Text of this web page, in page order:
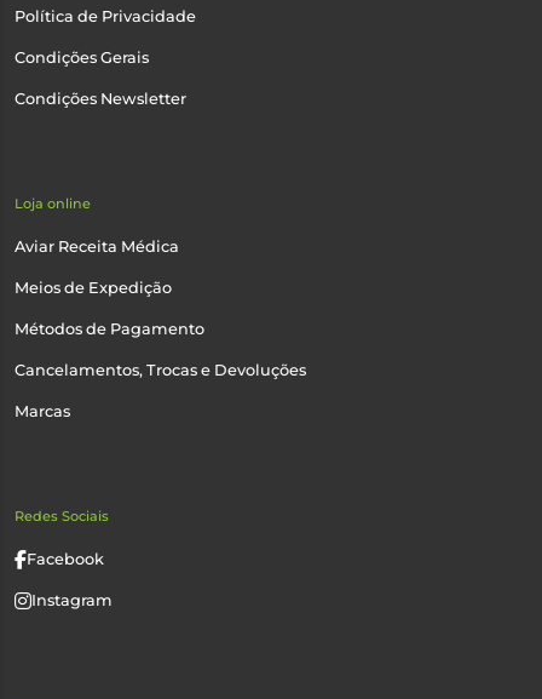
Política de Privacidade
Condições Gerais
Condições Newsletter
Loja online
Aviar Receita Médica
Meios de Expedição
Métodos de Pagamento
Cancelamentos, Trocas e Devoluções
Marcas
Redes Sociais
Facebook
Instagram